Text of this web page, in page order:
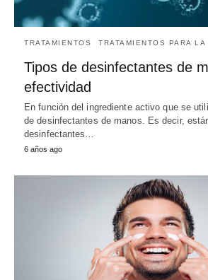
TRATAMIENTOS TRATAMIENTOS PARA LA
Tipos de desinfectantes de
efectividad
En función del ingrediente activo que se
de desinfectantes de manos. Es decir,
desinfectantes…
6 años ago